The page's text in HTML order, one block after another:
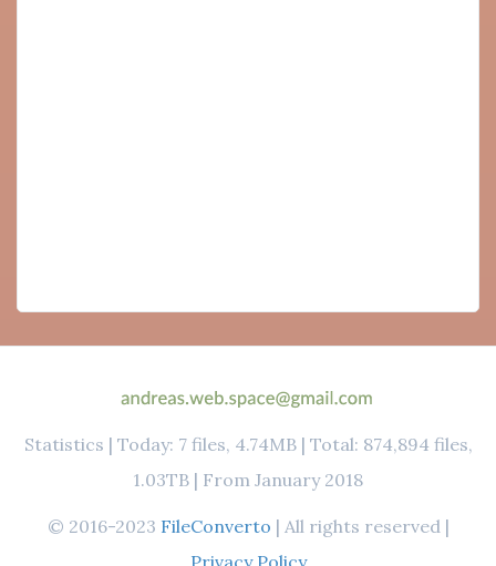
Statistics | Today: 7 files, 4.74MB | Total: 874,894 files,
1.03TB | From January 2018
© 2016-2023 FileConverto | All rights reserved |
Privacy Policy